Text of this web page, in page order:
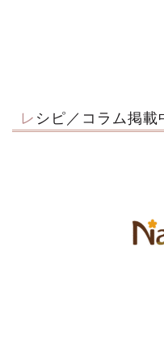
レシピ／コラム掲載